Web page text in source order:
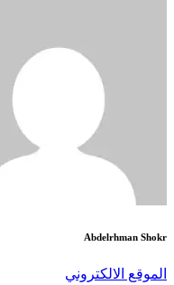
Abdelrhman Shokr
الموقع الالكتروني